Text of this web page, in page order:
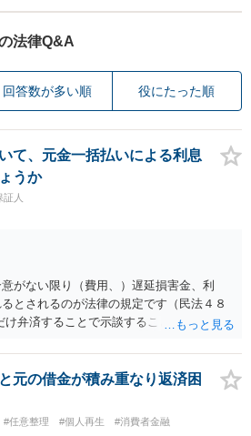
法律Q&A
回答数が多い順 役にたった順
て、元金一括払いによる利息
うか
証人
がない限り（費用、）遅延損害金、利
とされるのが法律の規定です（民法４８
け弁済することで示談することは、弁護士
いものの、お近くの弁護士にご依頼しチ
あると思います。
元の借金が積み重なり返済困
#任意整理 #個人再生
#消費者金融